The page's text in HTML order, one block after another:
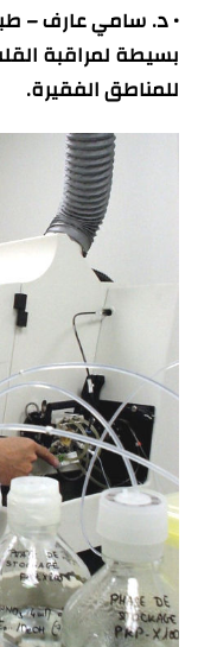
• د. سامي عارف –
بسيطة لمراقبة
للمناطق الفقيرة.